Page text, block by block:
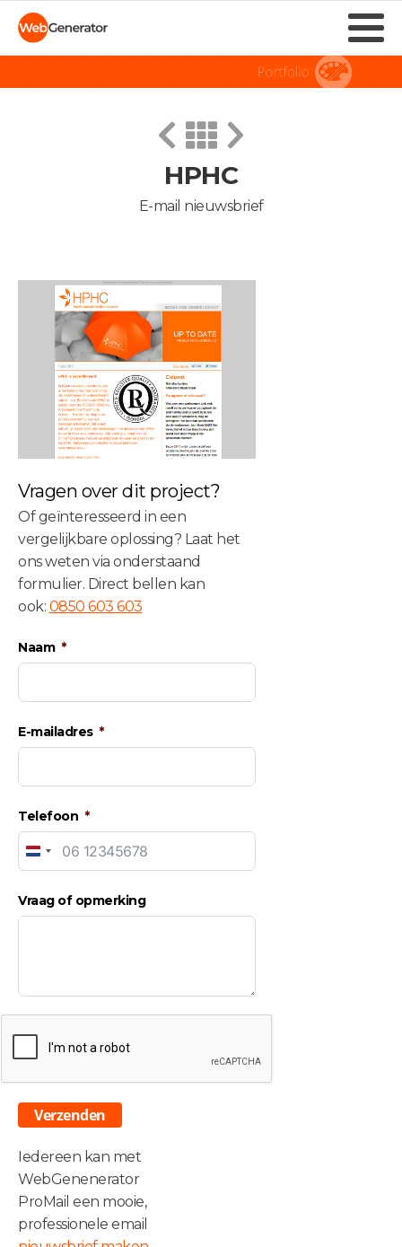
HPHC
E-mail nieuwsbrief
Vragen over dit project?
Of geïnteresseerd in een
vergelijkbare oplossing? Laat het
ons weten via onderstaand
formulier. Direct bellen kan
ook: 0850 603 603
Naam
E-mailadres
Telefoon
Netherlands
Vraag of opmerking
Verzenden
Iedereen kan met
WebGenenerator
ProMail een mooie,
professionele email